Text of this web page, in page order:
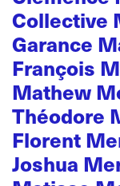
Collective
Garance
François
Mathew
Théodore
Florent
Joshua